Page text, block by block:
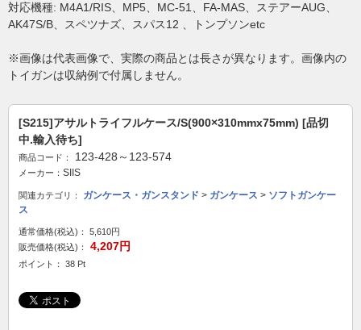
対応機種: M4A1/RIS、MP5、MC-51、FA-MAS、ステアーAUG、
AK47S/B、スペツナズ、スパス12 、トンプソンetc
※画像は代表画像で、実際の商品とは長さが異なります。画像内の
トイガンは収納例で付属しません。
[S215]アサルトライフルケース/S(900×310mmx75mm) [品切
中.輸入待ち]
商品コード： 123-428～123-574
メーカー： SIIS
関連カテゴリ： ガンケース・ガンスタンド > ガンケース > ソフトガンケー
ス
通常価格(税込)：
5,610円
販売価格(税込)：
4,207円
ポイント： 38 Pt